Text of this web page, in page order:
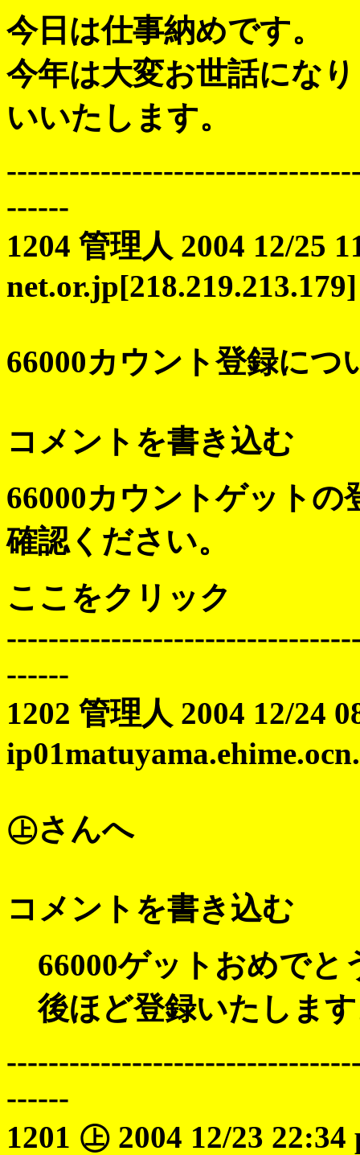
今日は仕事納めです。
今年は大変お世話にな
いいたします。
------
1204 管理人 2004 12/25
net.or.jp[218.219.213.179]
66000カウント登録につ
コメントを書き込む
66000カウントゲット
確認ください。
ここをクリック
------
1202 管理人 2004 12/24
㊤さんへ
コメントを書き込む
66000ゲットおめでと
後ほど登録いたしま
------
1201 ㊤ 2004 12/23